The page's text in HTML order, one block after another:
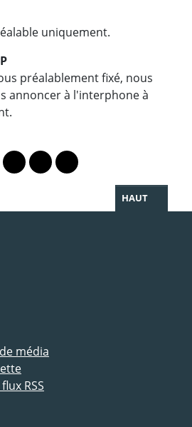
uniquement.
préalablement fixé, nous
annoncer à l'interphone à
Bluesky
le profil Instagram
vers le profil Linkedin
Lien vers le profil Facebook
Lien vers le profil Twitter
Partager par WhatsApp
HAUT
média
RSS